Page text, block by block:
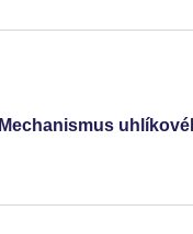
Mechanismus